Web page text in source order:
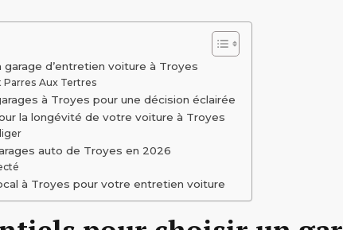
d’entretien voiture à Troyes
Aux Tertres
à Troyes pour une décision éclairée
la longévité de votre voiture à Troyes
auto de Troyes en 2026
à Troyes pour votre entretien voiture